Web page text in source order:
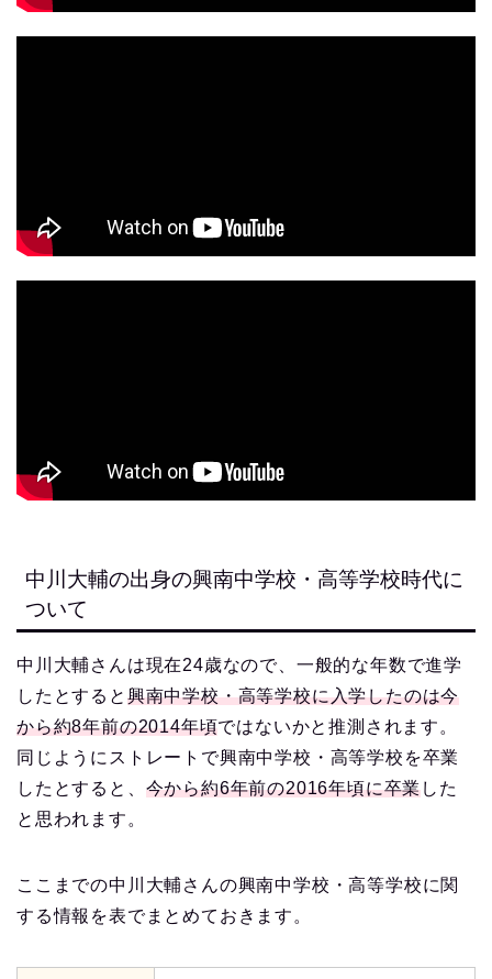
中川大輔の出身の興南中学校・高等学校時代に
ついて
中川大輔さんは現在24歳なので、一般的な年数で進学
したとすると 興南中学校・高等学校に入学したのは今
から約8年前の2014年頃ではないかと推測されます。
同じようにストレートで興南中学校・高等学校を卒業
したとすると、 今から約6年前の2016年頃に卒業した
と思われます。
ここまでの中川大輔さんの興南中学校・高等学校に関
する情報を表でまとめておきます。